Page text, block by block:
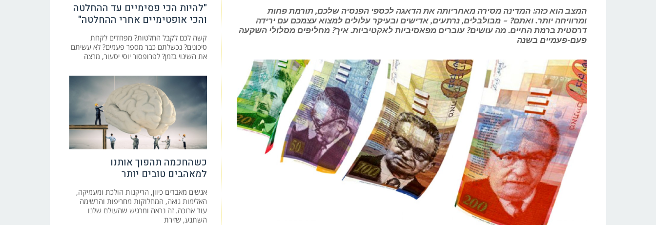
המצב הוא כזה: המדינה מסירה מאחריותה את הדאגה לכספי הפנסיה שלכם, תורמת פחות
ומרוויחה יותר. ואתם? – מבולבלים, נרתעים, אדישים ובעיקר עלולים למצוא עצמכם עם ירידה
דרסטית ברמת החיים. מה עושים? עוברים מפאסיביות לאקטיביות. איך? מחליפים מסלולי השקעה
פעם-פעמיים בשנה
"להיות הכי פסימיים עד ההחלטה
והכי אופטימיים אחרי ההחלטה"
קשה לכם לקבל החלטות? מפחדים לקחת
סיכונים? נכשלתם כבר מספר פעמים? לא עשיתם
את השינוי בזמן? לפרופסור יוסי יסעור, מרצה
כשהחכמה תהפוך אותנו
למאהבים טובים יותר
אנשים מאבדים כיוון, הריקנות הולכת ומעמיקה,
האלימות גואה, המחלוקות מחריפות והרשימה
עוד ארוכה. זה נראה ומרגיש שהעולם שלנו
השתגע, שזירת